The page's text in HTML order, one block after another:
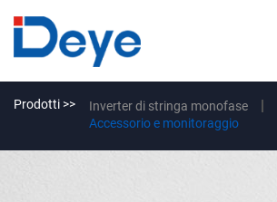
Prodotti >> Inverter di stringa monofase
Accessorio e monitoraggio